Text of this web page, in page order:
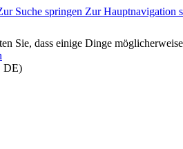
Suche springen Zur Hauptnavigation
Sie, dass einige Dinge
DE)